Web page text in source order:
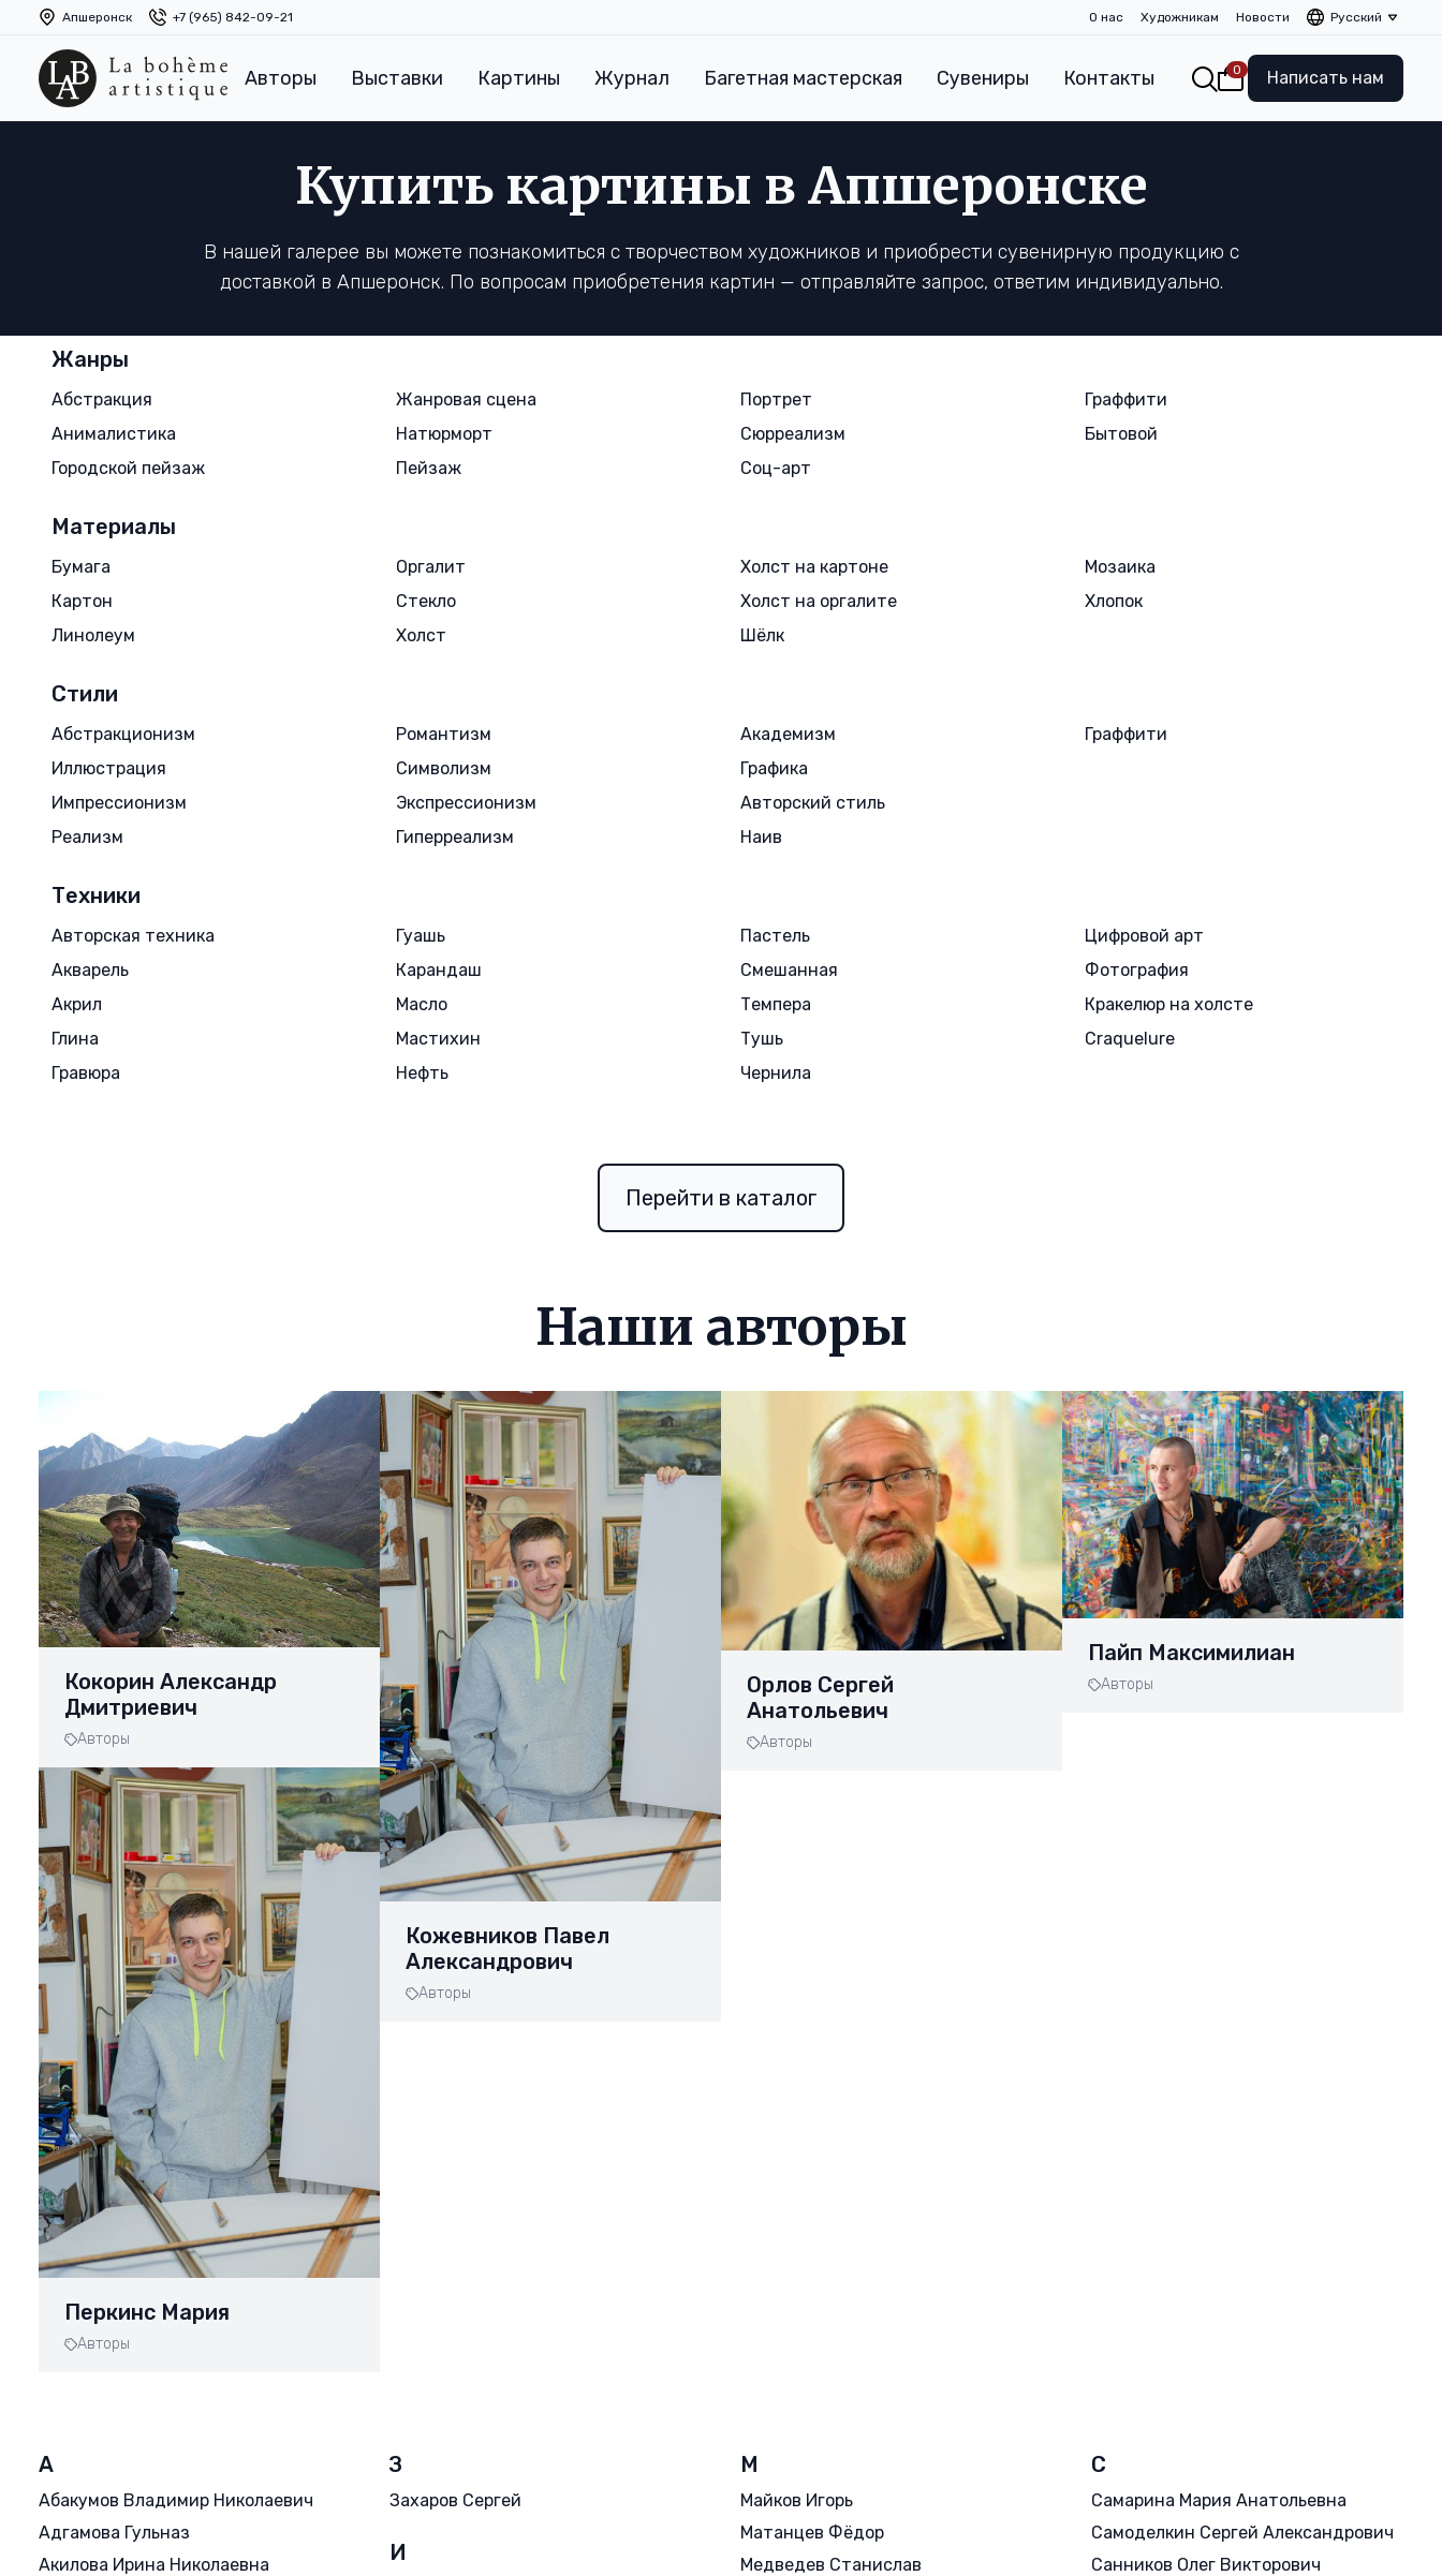
Апшеронск +7 (965) 842-09-21 О нас Художникам Новости Русский
Авторы Выставки Картины Журнал Багетная мастерская Сувениры Контакты 0 Написать нам
Купить картины в Апшеронске
В нашей галерее вы можете познакомиться с творчеством художников и приобрести сувенирную продукцию с
доставкой в Апшеронск. По вопросам приобретения картин — отправляйте запрос, ответим индивидуально.
Жанры
Абстракция
Анималистика
Городской пейзаж
Жанровая сцена
Натюрморт
Пейзаж
Портрет
Сюрреализм
Соц-арт
Граффити
Бытовой
Материалы
Бумага
Картон
Линолеум
Оргалит
Стекло
Холст
Холст на картоне
Холст на оргалите
Шёлк
Мозаика
Хлопок
Стили
Абстракционизм
Иллюстрация
Импрессионизм
Реализм
Романтизм
Символизм
Экспрессионизм
Гиперреализм
Академизм
Графика
Авторский стиль
Наив
Граффити
Техники
Авторская техника
Акварель
Акрил
Глина
Гравюра
Гуашь
Карандаш
Масло
Мастихин
Нефть
Пастель
Смешанная
Темпера
Тушь
Чернила
Цифровой арт
Фотография
Кракелюр на холсте
Craquelure
Перейти в каталог
Наши авторы
Кокорин Александр
Дмитриевич
Авторы
Перкинс Мария
Авторы
Кожевников Павел
Александрович
Авторы
Орлов Сергей
Анатольевич
Авторы
Пайп Максимилиан
Авторы
А
Абакумов Владимир Николаевич
Адгамова Гульназ
Акилова Ирина Николаевна
З
Захаров Сергей
И
М
Майков Игорь
Матанцев Фёдор
Медведев Станислав
С
Самарина Мария Анатольевна
Самоделкин Сергей Александрович
Санников Олег Викторович